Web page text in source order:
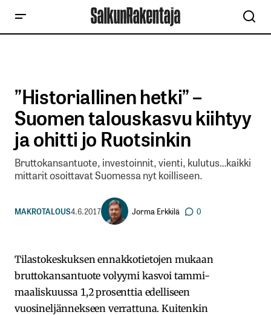
”Historiallinen hetki” –
Suomen talouskasvu kiihtyy
ja ohitti jo Ruotsinkin
Bruttokansantuote, investoinnit, vienti, kulutus…kaikki
mittarit osoittavat Suomessa nyt koilliseen.
MAKROTALOUS4.6.2017 Jorma Erkkilä 0
Tilastokeskuksen ennakkotietojen mukaan
bruttokansantuote volyymi kasvoi tammi-
maaliskuussa 1,2 prosenttia edelliseen
vuosineljännekseen verrattuna. Kuitenkin